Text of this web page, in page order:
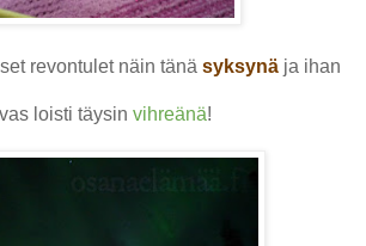
revontulet näin tänä syksynä ja ihan
loisti täysin vihreänä!